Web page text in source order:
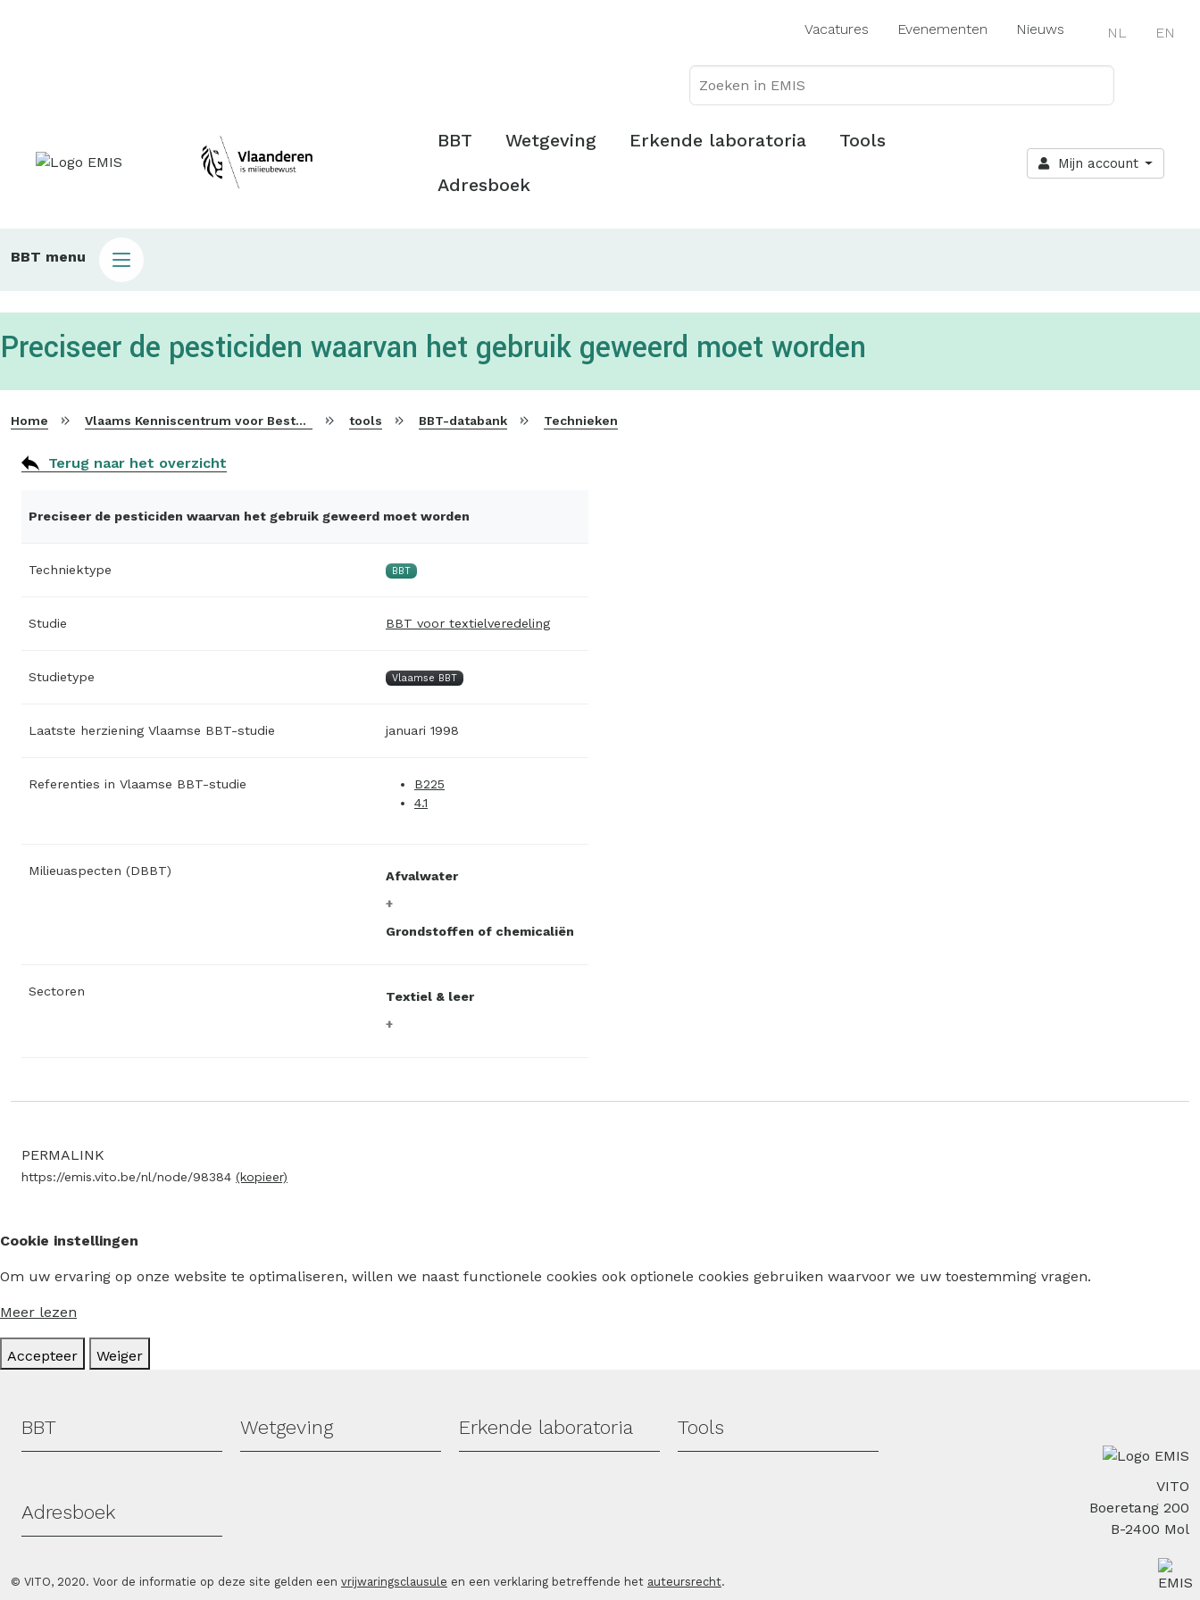
Vacatures Evenementen Nieuws NL EN
Hoofdmenu
BBT Wetgeving Erkende laboratoria Tools
Adresboek
Mijn account
Main
bbt
BBT menu
Preciseer de pesticiden waarvan het gebruik geweerd moet worden
Home Vlaams Kenniscentrum voor Beste Beschikbare Technieken tools BBT-databank Technieken
Terug naar het overzicht
Preciseer de pesticiden waarvan het gebruik geweerd moet worden
Techniektype BBT
Studie BBT voor textielveredeling
Studietype Vlaamse BBT
Laatste herziening Vlaamse BBT-studie januari 1998
Referenties in Vlaamse BBT-studie
B225
4.1
Milieuaspecten (DBBT) Afvalwater
Grondstoffen of chemicaliën
Sectoren Textiel & leer
PERMALINK
https://emis.vito.be/nl/node/98384 (kopieer)
Cookie instellingen
Om uw ervaring op onze website te optimaliseren, willen we naast functionele cookies ook optionele cookies gebruiken waarvoor we uw toestemming vragen.
Meer lezen
Accepteer Weiger
Hoofdmenu
BBT Wetgeving Erkende laboratoria Tools
Adresboek
© VITO, 2020. Voor de informatie op deze site gelden een vrijwaringsclausule en een verklaring betreffende het auteursrecht.
VITO
Boeretang 200
B-2400 Mol